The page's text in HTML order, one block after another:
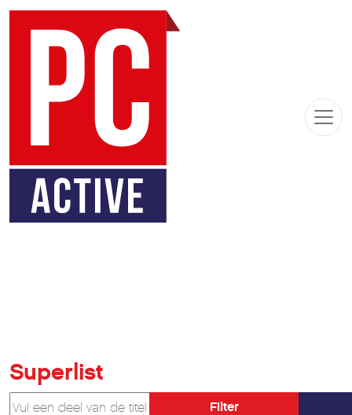
Superlist
Vul een deel van de titel in
Filter